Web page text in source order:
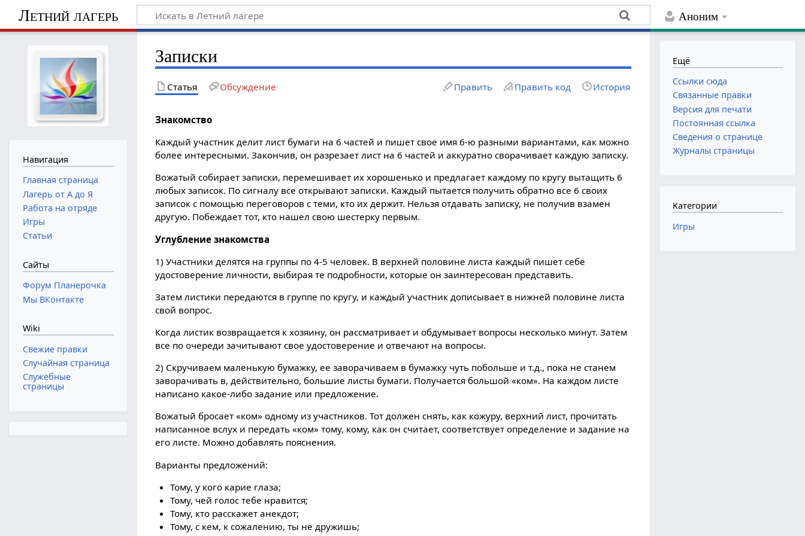
Аноним
Летний лагерь
Записки
Статья Обсуждение Править Править код История
Знакомство
Каждый участник делит лист бумаги на 6 частей и пишет свое имя 6-ю разными вариантами, как можно
более интересными. Закончив, он разрезает лист на 6 частей и аккуратно сворачивает каждую записку.
Вожатый собирает записки, перемешивает их хорошенько и предлагает каждому по кругу вытащить 6
любых записок. По сигналу все открывают записки. Каждый пытается получить обратно все 6 своих
записок с помощью переговоров с теми, кто их держит. Нельзя отдавать записку, не получив взамен
другую. Побеждает тот, кто нашел свою шестерку первым.
Углубление знакомства
1) Участники делятся на группы по 4-5 человек. В верхней половине листа каждый пишет себе
удостоверение личности, выбирая те подробности, которые он заинтересован представить.
Затем листики передаются в группе по кругу, и каждый участник дописывает в нижней половине листа
свой вопрос.
Когда листик возвращается к хозяину, он рассматривает и обдумывает вопросы несколько минут. Затем
все по очереди зачитывают свое удостоверение и отвечают на вопросы.
2) Скручиваем маленькую бумажку, ее заворачиваем в бумажку чуть побольше и т.д., пока не станем
заворачивать в, действительно, большие листы бумаги. Получается большой «ком». На каждом листе
написано какое-либо задание или предложение.
Вожатый бросает «ком» одному из участников. Тот должен снять, как кожуру, верхний лист, прочитать
написанное вслух и передать «ком» тому, кому, как он считает, соответствует определение и задание на
его листе. Можно добавлять пояснения.
Варианты предложений:
Тому, у кого карие глаза;
Тому, чей голос тебе нравится;
Тому, кто расскажет анекдот;
Тому, с кем, к сожалению, ты не дружишь;
Навигация
Главная страница
Лагерь от А до Я
Работа на отряде
Игры
Статьи
Сайты
Форум Планерочка
Мы ВКонтакте
Wiki
Свежие правки
Случайная страница
Служебные
страницы
Ещё
Ссылки сюда
Связанные правки
Версия для печати
Постоянная ссылка
Сведения о странице
Журналы страницы
Категории
Игры